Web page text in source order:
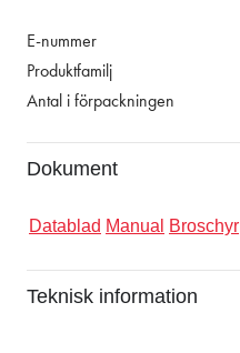
E-nummer
Produktfamilj
Antal i förpackningen
Dokument
Datablad Manual Broschyr
Teknisk information